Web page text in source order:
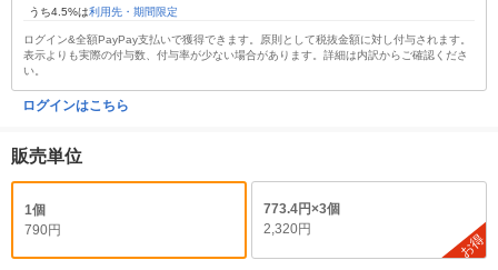
うち4.5%は利用先・期間限定
ログイン&全額PayPay支払いで獲得できます。原則として税抜金額に対し付与されます。
表示よりも実際の付与数、付与率が少ない場合があります。詳細は内訳からご確認くださ
い。
ログインはこちら
販売単位
1個
790円
773.4円×3個
2,320円
お得